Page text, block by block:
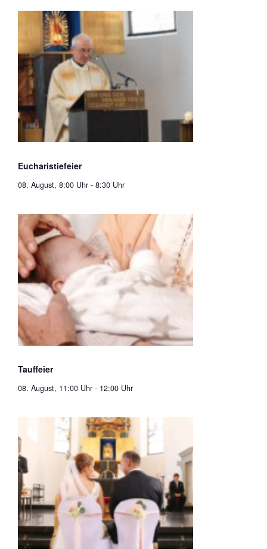
Eucharistiefeier
08. August, 8:00 Uhr - 8:30 Uhr
Tauffeier
08. August, 11:00 Uhr - 12:00 Uhr